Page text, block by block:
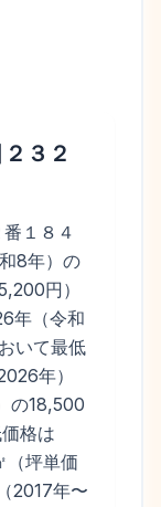
３２
１８４
8年）の
円）
年（令和
いて最低
年）
の18,500
格は
坪単価
2017年〜